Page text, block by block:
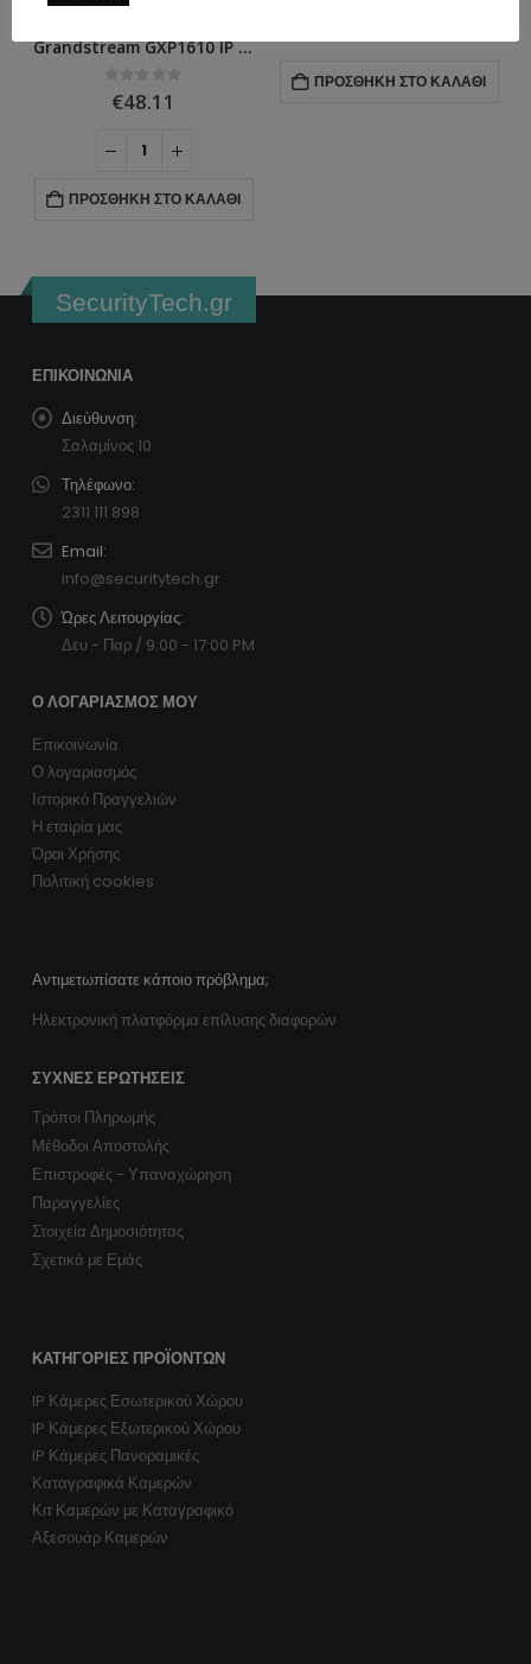
Grandstream GXP1610 IP Phone (χωρίς PoE)
ΣΤΟ ΚΑΛΆΘΙ
ΠΡΟΣΘΉΚΗ ΣΤΟ ΚΑΛΆΘΙ
SecurityTech.gr
ΕΠΙΚΟΙΝΩΝΊΑ
Διεύθυνση:
Σαλαμίνος 10
Τηλέφωνο:
2311 111 898
Email:
info@securitytech.gr
Ώρες Λειτουργίας:
Δευ - Παρ / 9:00 - 17:00 PM
Ο ΛΟΓΑΡΙΑΣΜΌΣ ΜΟΥ
Επικοινωνία
Ο λογαριασμός
Ιστορικό Πραγγελιών
Η εταιρία μας
Όροι Χρήσης
Πολιτική cookies
Αντιμετωπίσατε κάποιο πρόβλημα;
Ηλεκτρονική πλατφόρμα επίλυσης διαφορών
ΣΥΧΝΈΣ ΕΡΩΤΉΣΕΙΣ
Τρόποι Πληρωμής
Μέθοδοι Αποστολής
Επιστροφές - Υπαναχώρηση
Παραγγελίες
Στοιχεία Δημοσιότητας
Σχετικά με Εμάς
ΚΑΤΗΓΟΡΊΕΣ ΠΡΟΪΌΝΤΩΝ
IP Κάμερες Εσωτερικού Χώρου
IP Κάμερες Εξωτερικού Χώρου
IP Κάμερες Πανοραμικές
Καταγραφικά Καμερών
Κιτ Καμερών με Καταγραφικό
Αξεσουάρ Καμερών